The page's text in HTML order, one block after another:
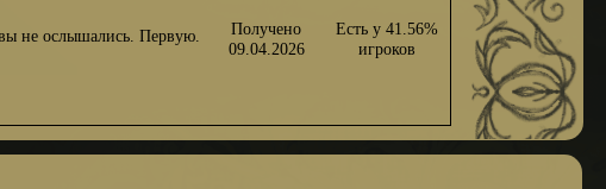
не ослышались. Первую.
Получено
09.04.2026
Есть у 41.56%
игроков